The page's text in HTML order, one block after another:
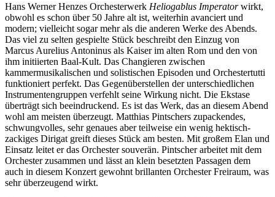
Hans Werner Henzes Orchesterwerk Heliogablus Imperatorwirkt,
obwohl es schon über 50 Jahre alt ist, weiterhin avanciert und
modern; vielleicht sogar mehr als die anderen Werke des Abends.
Das viel zu selten gespielte Stück beschreibt den Einzug von
Marcus Aurelius Antoninus als Kaiser im alten Rom und den von
ihm initiierten Baal-Kult. Das Changieren zwischen
kammermusikalischen und solistischen Episoden und Orchestertutti
funktioniert perfekt. Das Gegenüberstellen der unterschiedlichen
Instrumentengruppen verfehlt seine Wirkung nicht. Die Ekstase
überträgt sich beeindruckend. Es ist das Werk, das an diesem Abend
wohl am meisten überzeugt. Matthias Pintschers zupackendes,
schwungvolles, sehr genaues aber teilweise ein wenig hektisch-
zackiges Dirigat greift dieses Stück am besten. Mit großem Elan und
Einsatz leitet er das Orchester souverän. Pintscher arbeitet mit dem
Orchester zusammen und lässt an klein besetzten Passagen dem
auch in diesem Konzert gewohnt brillanten Orchester Freiraum, was
sehr überzeugend wirkt.